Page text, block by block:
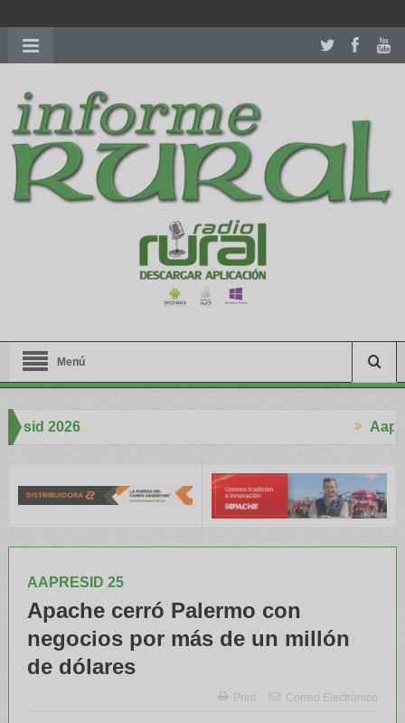
richardmillereplica
women.patekphilippe.tofor sale in usa recognized command with
dining room table ceremony. welcome to our
perfectwatches.is
shop. best youngsexdoll.comwith professional customer
services. 1: 1 design high
https://reallydiamond.com/
Menú
AAPRESID 25
Apache cerró Palermo con
negocios por más de un millón
de dólares
Print Correo Electrónico